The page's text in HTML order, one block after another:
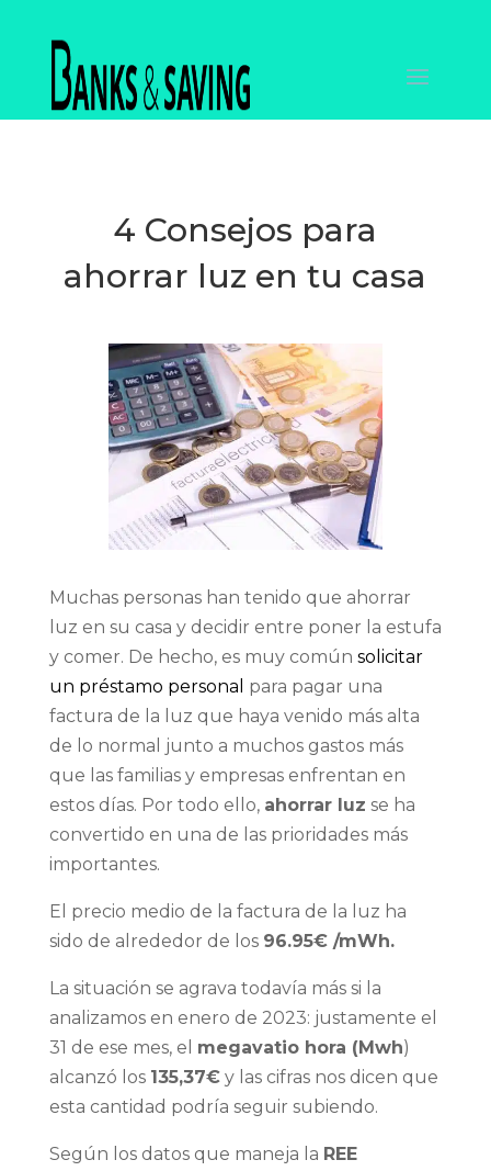
4 Consejos para
ahorrar luz en tu casa
Muchas personas han tenido que ahorrar
luz en su casa y decidir entre poner la estufa
y comer. De hecho, es muy común solicitar
un préstamo personal para pagar una
factura de la luz que haya venido más alta
de lo normal junto a muchos gastos más
que las familias y empresas enfrentan en
estos días. Por todo ello, ahorrar luz se ha
convertido en una de las prioridades más
importantes.
El precio medio de la factura de la luz ha
sido de alrededor de los 96.95€ /mWh.
La situación se agrava todavía más si la
analizamos en enero de 2023: justamente el
31 de ese mes, el megavatio hora (Mwh)
alcanzó los 135,37€y las cifras nos dicen que
esta cantidad podría seguir subiendo.
Según los datos que maneja la REE